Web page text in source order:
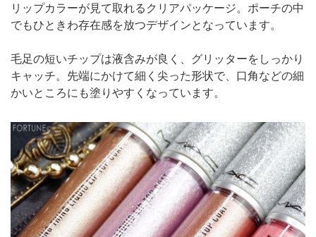
リップカラーが見て取れるクリアパッケージ。ポーチの中
でもひときわ存在感を放つデザインとなっています。
毛足の短いチップは液含みが良く、グリッターをしっかり
キャッチ。先端にかけて細く尖った形状で、口角などの細
かいところにも塗りやすくなっています。